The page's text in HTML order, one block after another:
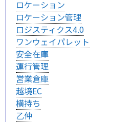
ロケーション
ロケーション管理
ロジスティクス4.0
ワンウェイパレット
安全在庫
運行管理
営業倉庫
越境EC
横持ち
乙仲